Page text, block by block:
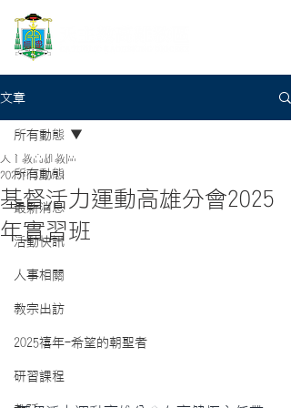
文章
所有動態
最新消息
活動快訊
人事相關
教宗出訪
2025禧年-希望的朝聖者
研習課程
所有動態
基督活力運動高雄分會2025
年實習班
天主教高雄教區
2025年3月7日